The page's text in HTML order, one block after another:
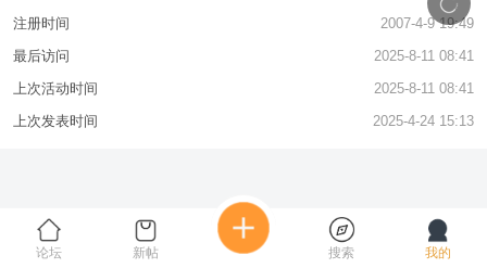
注册时间
2007-4-9 19:49
最后访问
2025-8-11 08:41
上次活动时间
2025-8-11 08:41
上次发表时间
2025-4-24 15:13
论坛 新帖 搜索 我的